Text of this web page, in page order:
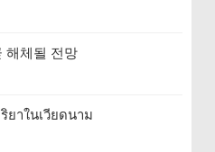
해체될 전망
ยาในเวียดนาม